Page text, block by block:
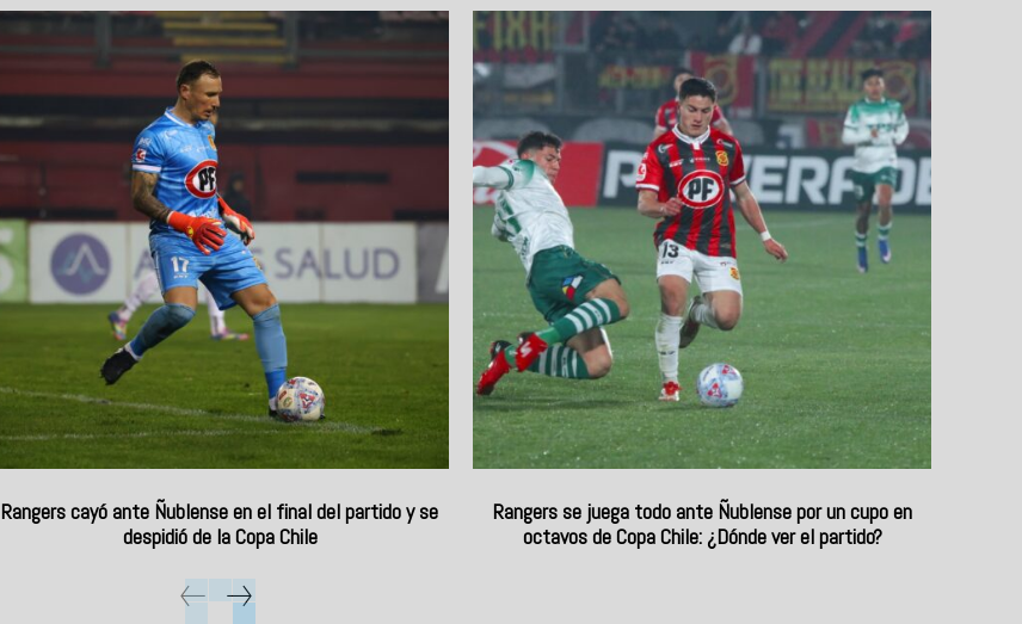
Rangers cayó ante Ñublense en el final del partido y se
despidió de la Copa Chile
Rangers se juega todo ante Ñublense por un cupo en
octavos de Copa Chile: ¿Dónde ver el partido?